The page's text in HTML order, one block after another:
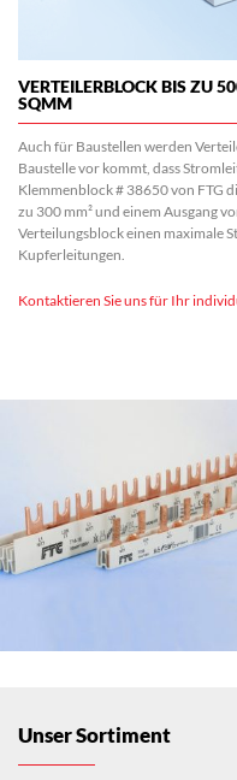
VERTEILERBLOCK BIS ZU
SQMM
Auch für Baustellen werden
Baustelle vor kommt, dass
Klemmenblock # 38650 von FTG
zu 300 mm² und einem Ausgang
Verteilungsblock einen maximale
Kupferleitungen.
Kontaktieren Sie uns für Ihr
Unser Sortiment